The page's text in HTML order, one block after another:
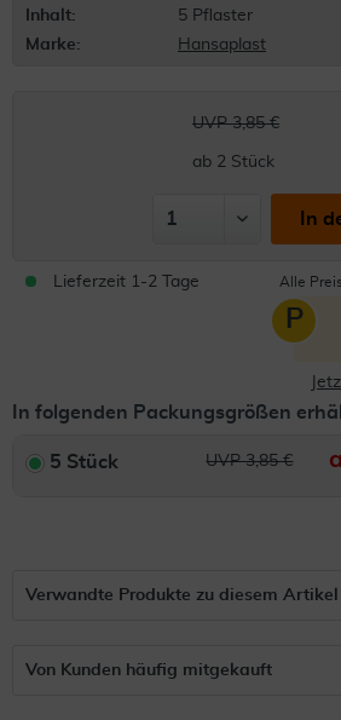
Inhalt:
5 Pflaster
Marke:
Hansaplast
UVP 3,85 €
ab 2 Stück
In
Lieferzeit 1-2 Tage Alle
P
In folgenden Packungsgrößen
5 Stück UVP 3,85 €
Verwandte Produkte zu diesem Artikel
Von Kunden häufig mitgekauft